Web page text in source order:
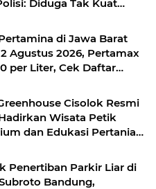
Diduga Tak Kuat
di Jawa Barat
Agustus 2026, Pertamax
per Liter, Cek Daftar
Cisolok Resmi
Wisata Petik
dan Edukasi Pertanian
Penertiban Parkir Liar di
Bandung,